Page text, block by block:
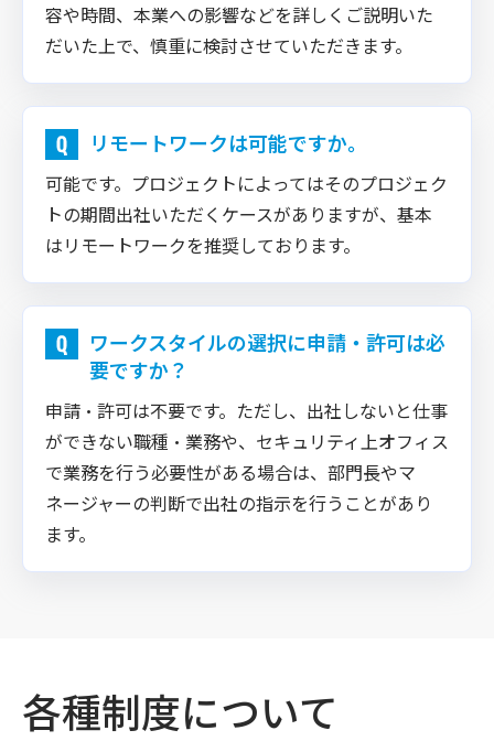
容や時間、本業への影響などを詳しくご説明いた
だいた上で、慎重に検討させていただきます。
リモートワークは可能ですか。
可能です。プロジェクトによってはそのプロジェク
トの期間出社いただくケースがありますが、基本
はリモートワークを推奨しております。
ワークスタイルの選択に申請・許可は必
要ですか？
申請・許可は不要です。ただし、出社しないと仕事
ができない職種・業務や、セキュリティ上オフィス
で業務を行う必要性がある場合は、部門長やマ
ネージャーの判断で出社の指示を行うことがあり
ます。
各種制度について